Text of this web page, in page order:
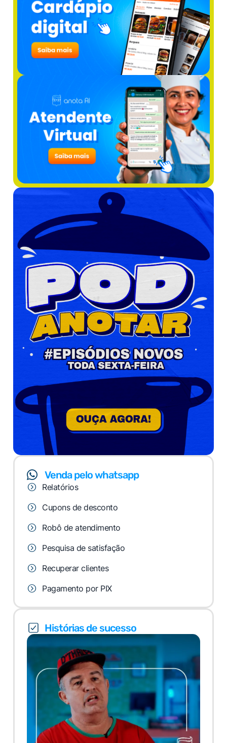
Venda pelo whatsapp
Relatórios
Cupons de desconto
Robô de atendimento
Pesquisa de satisfação
Recuperar clientes
Pagamento por PIX
Histórias de sucesso